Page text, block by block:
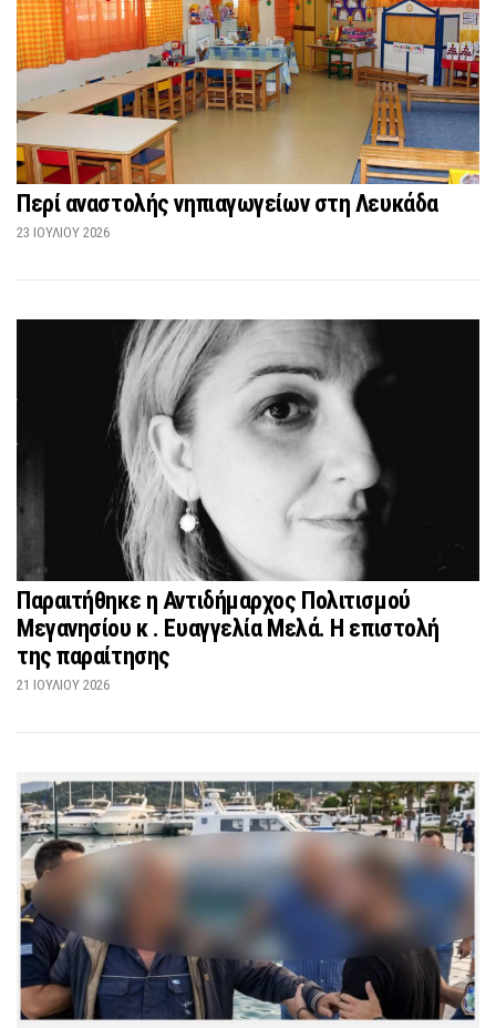
Περί αναστολής νηπιαγωγείων στη Λευκάδα
23 ΙΟΥΛΊΟΥ 2026
Παραιτήθηκε η Αντιδήμαρχος Πολιτισμού
Μεγανησίου κ . Ευαγγελία Μελά. Η επιστολή
της παραίτησης
21 ΙΟΥΛΊΟΥ 2026